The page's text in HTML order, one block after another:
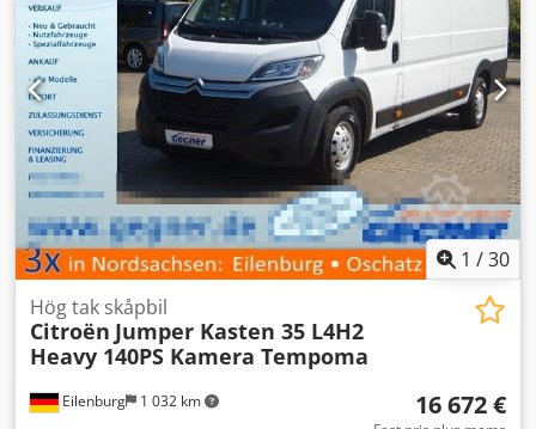
1 /30
Eilenburg 1 032 km
Hög tak skåpbil
Citroën Jumper Kasten 35 L4H2
Heavy 140PS Kamera Tempoma
16 672 €